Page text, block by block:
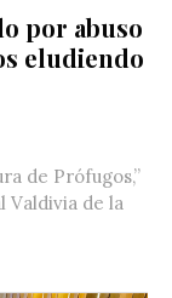
por abuso
eludiendo
de Prófugos,”
de la